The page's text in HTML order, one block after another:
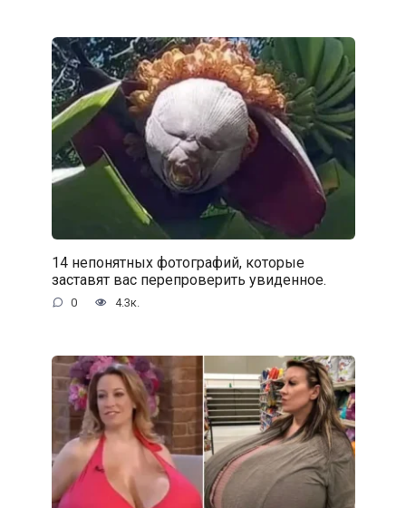
14 непонятных фотографий, которые
заставят вас перепроверить увиденное.
0 4.3к.